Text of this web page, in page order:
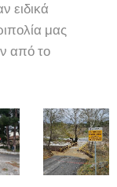
ειδικά
μας
από το